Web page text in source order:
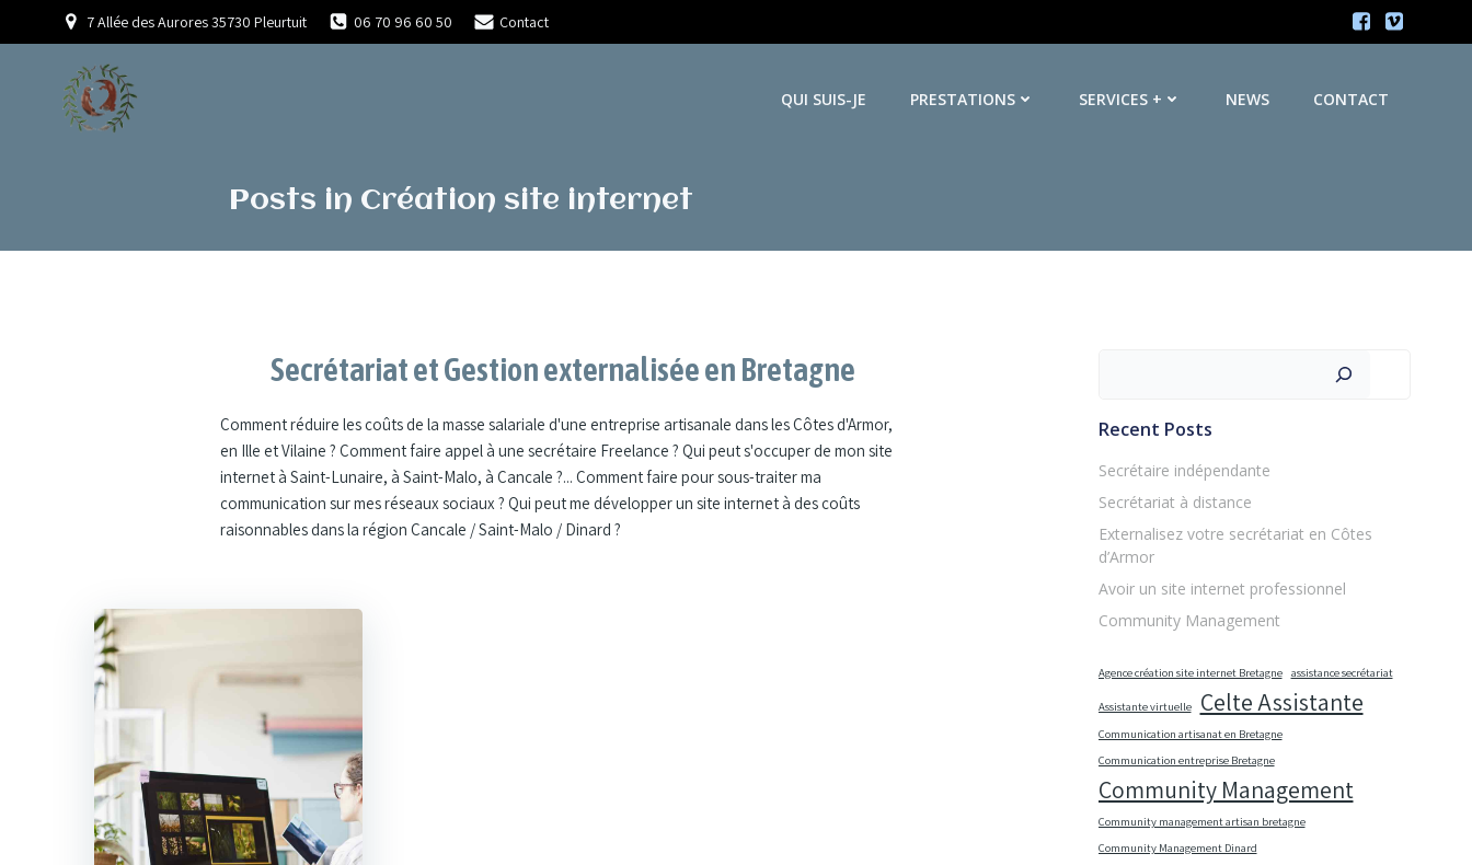
7 Allée des Aurores 35730 Pleurtuit 06 70 96 60 50 Contact
QUI SUIS-JE PRESTATIONS SERVICES + NEWS CONTACT
Posts in Création site internet
Secrétariat et Gestion externalisée en Bretagne
Comment réduire les coûts de la masse salariale d'une entreprise artisanale dans les Côtes d'Armor,
en Ille et Vilaine ? Comment faire appel à une secrétaire Freelance ? Qui peut s'occuper de mon site
internet à Saint-Lunaire, à Saint-Malo, à Cancale ?... Comment faire pour sous-traiter ma
communication sur mes réseaux sociaux ? Qui peut me développer un site internet à des coûts
raisonnables dans la région Cancale / Saint-Malo / Dinard ?
Recent Posts
Secrétaire indépendante
Secrétariat à distance
Externalisez votre secrétariat en Côtes
d’Armor
Avoir un site internet professionnel
Community Management
Agence création site internet Bretagne assistance secrétariat
Assistante virtuelle Celte Assistante
Communication artisanat en Bretagne
Communication entreprise Bretagne
Community Management
Community management artisan bretagne
Community Management Dinard